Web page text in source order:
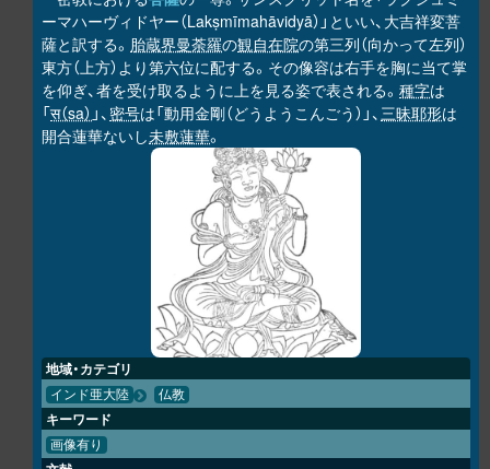
ーマハーヴィドヤー（Lakṣmīmahāvidyā）」といい、大吉祥変菩
薩と訳する。 胎蔵界曼荼羅の観自在院の第三列（向かって左列）
東方（上方）より第六位に配する。その像容は右手を胸に当て掌
を仰ぎ、者を受け取るように上を見る姿で表される。 種字は
「स（sa） 」、 密号は「動用金剛（どうようこんごう）」、三昧耶形は
開合蓮華ないし未敷蓮華。
地域・カテゴリ
インド亜大陸 仏教
キーワード
画像有り